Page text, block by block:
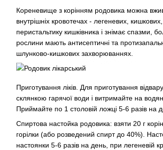
Кореневище з корінням родовика можна
внутрішніх кровотечах - легеневих,
перистальтику кишківника і знімає спазми,
рослини мають антисептичні та
шлунково-кишкових захворюваннях.
Приготування ліків. Для приготування
склянкою гарячої води і витримайте на
Приймайте по 1 столовій ложці 5-6 разів на
Спиртова настойка родовика: взяти 20 г
горілки (або розведений спирт до 40%).
настоянки 5-6 разів на день, при легеневій